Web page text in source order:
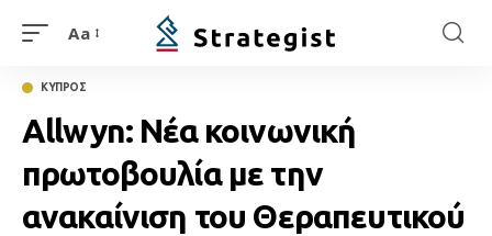
Aa
ΚΥΠΡΟΣ
Allwyn: Νέα κοινωνική
πρωτοβουλία με την
ανακαίνιση του Θεραπευτικού